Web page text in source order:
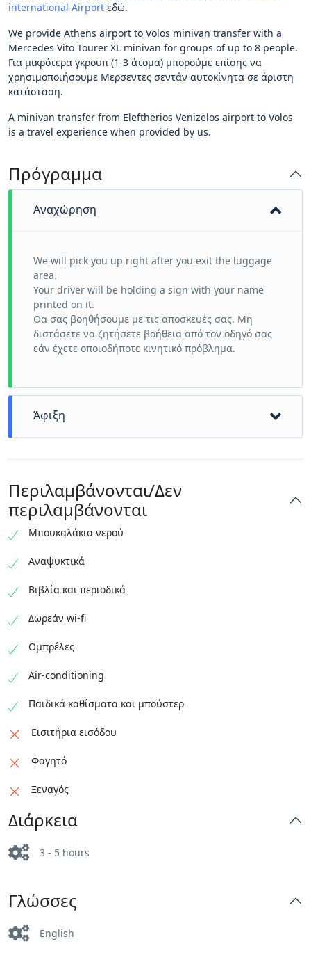
international Airport εδώ.
We provide Athens airport to Volos minivan transfer with a
Mercedes Vito Tourer XL minivan for groups of up to 8 people.
Για μικρότερα γκρουπ (1-3 άτομα) μπορούμε επίσης να
χρησιμοποιήσουμε Μερσεντες σεντάν αυτοκίνητα σε άριστη
κατάσταση.
A minivan transfer from Eleftherios Venizelos airport to Volos
is a travel experience when provided by us.
Πρόγραμμα
Αναχώρηση
We will pick you up right after you exit the luggage
area.
Your driver will be holding a sign with your name
printed on it.
Θα σας βοηθήσουμε με τις αποσκευές σας. Μη
διστάσετε να ζητήσετε βοήθεια από τον οδηγό σας
εάν έχετε οποιοδήποτε κινητικό πρόβλημα.
Άφιξη
apartment, etc.
We hope to see you again!
Περιλαμβάνονται/Δεν
περιλαμβάνονται
Μπουκαλάκια νερού
Αναψυκτικά
Βιβλία και περιοδικά
Δωρεάν wi-fi
Ομπρέλες
Air-conditioning
Παιδικά καθίσματα και μπούστερ
Εισιτήρια εισόδου
Φαγητό
Ξεναγός
Διάρκεια
3 - 5 hours
Γλώσσες
English